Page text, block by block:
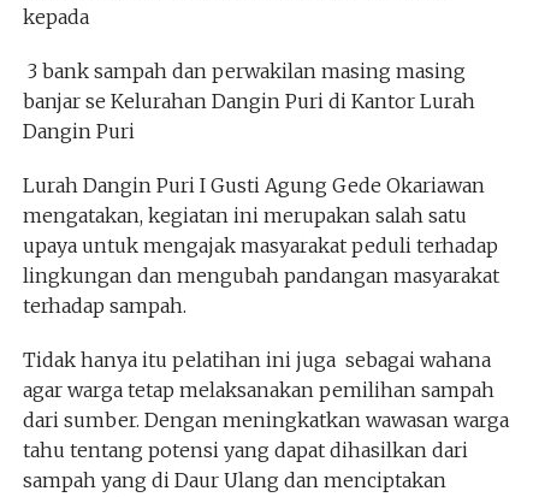
kepada
3 bank sampah dan perwakilan masing masing
banjar se Kelurahan Dangin Puri di Kantor Lurah
Dangin Puri
Lurah Dangin Puri I Gusti Agung Gede Okariawan
mengatakan, kegiatan ini merupakan salah satu
upaya untuk mengajak masyarakat peduli terhadap
lingkungan dan mengubah pandangan masyarakat
terhadap sampah.
Tidak hanya itu pelatihan ini juga sebagai wahana
agar warga tetap melaksanakan pemilihan sampah
dari sumber. Dengan meningkatkan wawasan warga
tahu tentang potensi yang dapat dihasilkan dari
sampah yang di Daur Ulang dan menciptakan